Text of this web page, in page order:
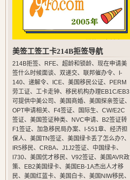
美签工签工卡214B拒签导航
214B拒签、 RFE、 超龄和锁龄、 现在申请美
签什么时候面谈、 双递交、 联邦催办令、
I-
140、 递解令、 ICE、 美国移民公证、
PERM
劳工证、 工卡走钟、 移民机构办理EB1C/EB3
可提供中美公司 、 美国商婚、 美国探亲签证、
OPT申请相关、 F4签证、 国际生、 CW/E2C
签证、 美国签证种类、 NVC申请、
B2签证转
F1签证、 加急移民局办案、 I-551章、 经济担
保人、 美国TN签证、 美国绿卡丢了怎么办?、
IR5移民、 CRBA、 J1J2签证、 中国绿卡、
I730、 美国优才移民、 V92签证、 美国AVR政
策、 EB2美国绿卡、 美国EB-1A杰出人才移
民、 美国红蓝卡、 美国白卡、 美国NIW移民、